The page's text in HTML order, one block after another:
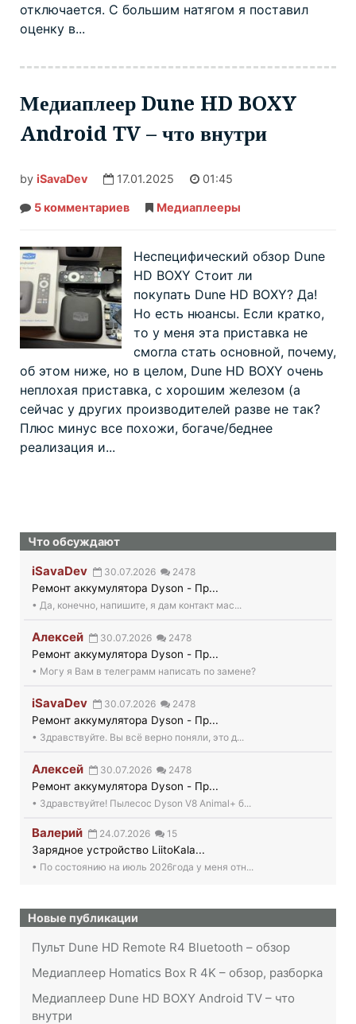
отключается. С большим натягом я поставил
оценку в...
Медиаплеер Dune HD BOXY
Android TV – что внутри
by iSavaDev 17.01.2025 01:45
5 комментариев
HD
BOXY
Android
–
что
внутри
Медиаплееры
Неспецифический обзор Dune
HD BOXY Стоит ли
покупать Dune HD BOXY? Да!
Но есть нюансы. Если кратко,
то у меня эта приставка не
смогла стать основной, почему,
об этом ниже, но в целом, Dune HD BOXY очень
неплохая приставка, с хорошим железом (а
сейчас у других производителей разве не так?
Плюс минус все похожи, богаче/беднее
реализация и...
Что обсуждают
iSavaDev 30.07.2026 2478
Ремонт аккумулятора Dyson - Пр...
• Да, конечно, напишите, я дам контакт мас...
Алексей 30.07.2026 2478
Ремонт аккумулятора Dyson - Пр...
• Могу я Вам в телеграмм написать по замене?
iSavaDev 30.07.2026 2478
Ремонт аккумулятора Dyson - Пр...
• Здравствуйте. Вы всё верно поняли, это д...
Алексей 30.07.2026 2478
Ремонт аккумулятора Dyson - Пр...
• Здравствуйте! Пылесос Dyson V8 Animal+ б...
Валерий 24.07.2026 15
Зарядное устройство LiitoKala...
• По состоянию на июль 2026года у меня отн...
Новые публикации
Пульт Dune HD Remote R4 Bluetooth – обзор
Медиаплеер Homatics Box R 4K – обзор, разборка
Медиаплеер Dune HD BOXY Android TV – что
внутри